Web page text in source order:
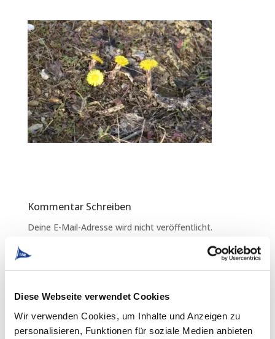
Diese Webseite verwendet Cookies
Wir verwenden Cookies, um Inhalte und Anzeigen zu
personalisieren, Funktionen für soziale Medien anbieten
Kommentar Schreiben
Deine E-Mail-Adresse wird nicht veröffentlicht.